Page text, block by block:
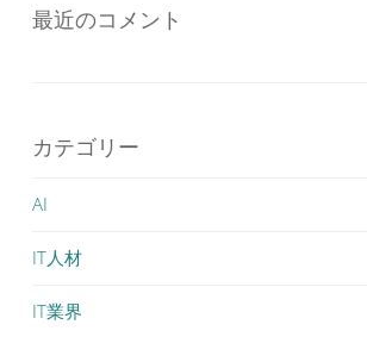
最近のコメント
カテゴリー
AI
IT人材
IT業界